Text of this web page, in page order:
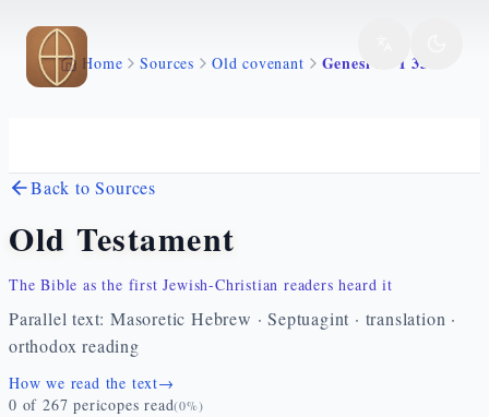
Skip to main content
Home Sources Old covenant Genesi 32 1 33
Back to Sources
Old Testament
The Bible as the first Jewish-Christian readers heard it
Parallel text: Masoretic Hebrew · Septuagint · translation ·
orthodox reading
How we read the text→
0 of 267 pericopes read(0%)